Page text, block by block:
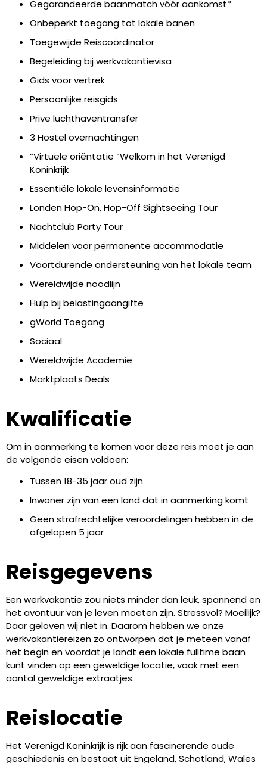
Gegarandeerde baanmatch vóór aankomst*
Onbeperkt toegang tot lokale banen
Toegewijde Reiscoördinator
Begeleiding bij werkvakantievisa
Gids voor vertrek
Persoonlijke reisgids
Prive luchthaventransfer
3 Hostel overnachtingen
“Virtuele oriëntatie “Welkom in het Verenigd
Koninkrijk
Essentiële lokale levensinformatie
Londen Hop-On, Hop-Off Sightseeing Tour
Nachtclub Party Tour
Middelen voor permanente accommodatie
Voortdurende ondersteuning van het lokale team
Wereldwijde noodlijn
Hulp bij belastingaangifte
gWorld Toegang
Sociaal
Wereldwijde Academie
Marktplaats Deals
Kwalificatie
Om in aanmerking te komen voor deze reis moet je aan
de volgende eisen voldoen:
Tussen 18-35 jaar oud zijn
Inwoner zijn van een land dat in aanmerking komt
Geen strafrechtelijke veroordelingen hebben in de
afgelopen 5 jaar
Reisgegevens
Een werkvakantie zou niets minder dan leuk, spannend en
het avontuur van je leven moeten zijn. Stressvol? Moeilijk?
Daar geloven wij niet in. Daarom hebben we onze
werkvakantiereizen zo ontworpen dat je meteen vanaf
het begin en voordat je landt een lokale fulltime baan
kunt vinden op een geweldige locatie, vaak met een
aantal geweldige extraatjes.
Reislocatie
Het Verenigd Koninkrijk is rijk aan fascinerende oude
geschiedenis en bestaat uit Engeland, Schotland, Wales